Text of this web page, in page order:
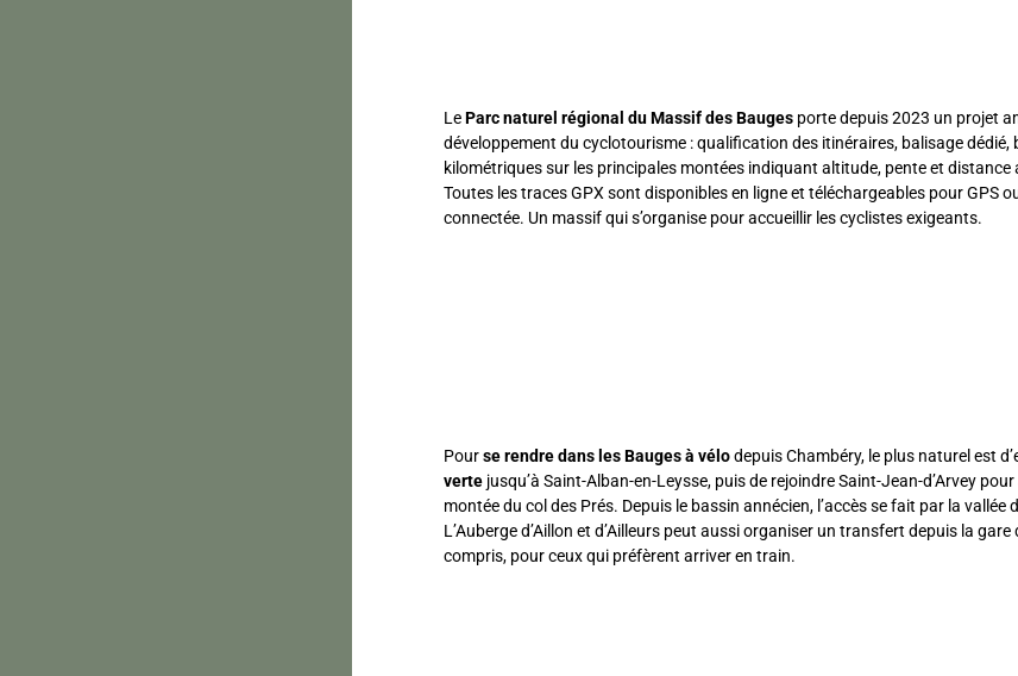
LeParc naturel régional du Massif des Baugesporte depuis 2023 un projet
développement du cyclotourisme : qualification des itinéraires, balisage dédié,
kilométriques sur les principales montées indiquant altitude, pente et distance
Toutes les traces GPX sont disponibles en ligne et téléchargeables pour GPS
connectée. Un massif qui s’organise pour accueillir les cyclistes exigeants.
Pourse rendre dans les Bauges à vélodepuis Chambéry, le plus naturel est
vertejusqu’à Saint-Alban-en-Leysse, puis de rejoindre Saint-Jean-d’Arvey
montée du col des Prés. Depuis le bassin annécien, l’accès se fait par la vallée
L’Auberge d’Aillon et d’Ailleurs peut aussi organiser un transfert depuis la gare
compris, pour ceux qui préfèrent arriver en train.